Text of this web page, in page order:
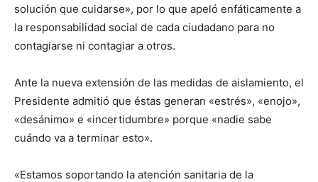
solución que cuidarse», por lo que apeló enfáticamente a
la responsabilidad social de cada ciudadano para no
contagiarse ni contagiar a otros.
Ante la nueva extensión de las medidas de aislamiento, el
Presidente admitió que éstas generan «estrés», «enojo»,
«desánimo» e «incertidumbre» porque «nadie sabe
cuándo va a terminar esto».
«Estamos soportando la atención sanitaria de la